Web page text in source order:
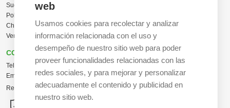
web
Usamos cookies para recolectar y analizar
información relacionada con el uso y
desempeño de nuestro sitio web para poder
proveer funcionalidades relacionadas con las
redes sociales, y para mejorar y personalizar
adecuadamente el contenido y publicidad en
nuestro sitio web.
Sudaderas personalizadas
Polos personalizados
Chaquetas Softshell
Ver todas las categorías
CONTACTO
Tel:
+34 665 617 305
Email:
info@creacamisetas.es
Registro y cupones descuento